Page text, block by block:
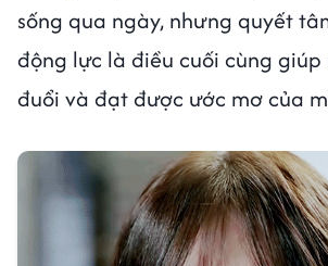
sống qua ngày, nhưng quyết
động lực là điều cuối cùng
đuổi và đạt được ước mơ của